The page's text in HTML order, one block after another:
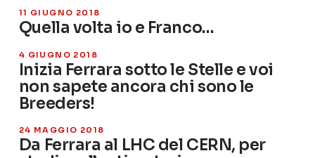
11 GIUGNO 2018
Quella volta io e Franco…
4 GIUGNO 2018
Inizia Ferrara sotto le Stelle e voi
non sapete ancora chi sono le
Breeders!
24 MAGGIO 2018
Da Ferrara al LHC del CERN, per